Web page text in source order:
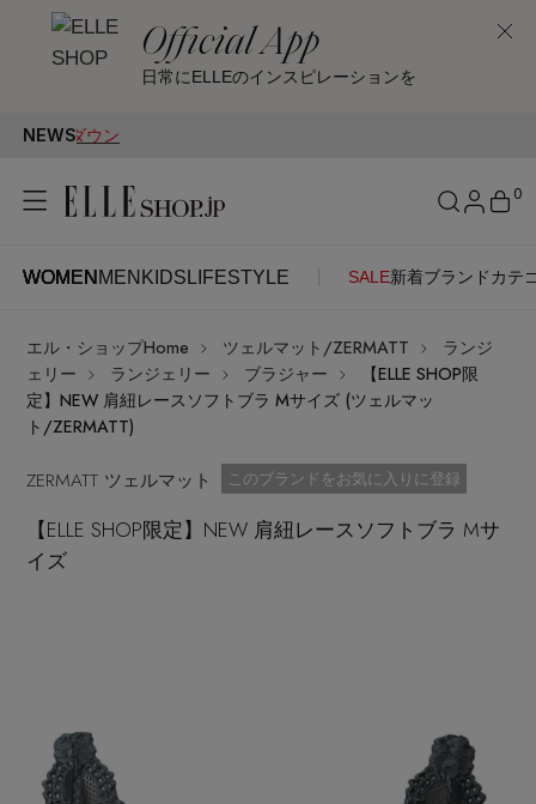
Official App
日常にELLEのインスピレーションを
NEWS
WOMEN MEN KIDS LIFESTYLE SALE新着ブランド カテ
0
WOMENMENKIDSLIFESTYLE
ITEMS
再入荷アイテム
最旬！トレンドワード
ログイン
はじめてご利用の方
ご登録はこちら
SEE RESULTS
エル・ショップHome ツェルマット/ZERMATT
ランジ
ェリー
ランジェリー ブラジャー
【ELLE SHOP限
定】NEW 肩紐レースソフトブラ Mサイズ (ツェルマッ
ト/ZERMATT)
ZERMATT ツェルマット お気に入り済
このブランドをお気に入りに登録
【ELLE SHOP限定】NEW 肩紐レースソフトブラ Mサ
イズ